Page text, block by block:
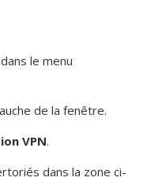
dans le menu
de la fenêtre.
VPN.
dans la zone ci-